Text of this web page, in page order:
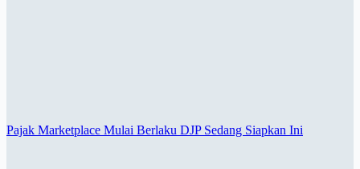
Pajak Marketplace Mulai Berlaku DJP Sedang Siapkan Ini